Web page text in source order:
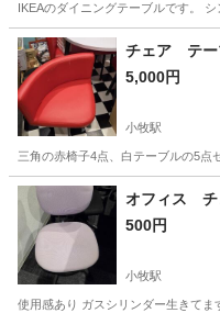
IKEAのダイニングテーブルです。
愛知 名古屋市 チェア テー
5,000円
小牧駅
三角の赤椅子4点、白テーブルの5点
愛知 小牧市 椅子
オフィス
500円
小牧駅
使用感あり ガスシリンダー生きて